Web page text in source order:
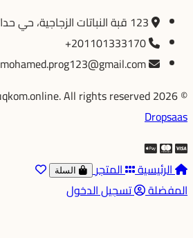
123 قبة النباتات الزجاجية، حي حدائق كيوتو، اليابان
+201101333170
mohamed.prog123@gmail.com
© 2026 Souqkom.online. All rights reserved.
Dropsaas
الرئيسية المتجر السلة
المفضلة تسجيل الدخول